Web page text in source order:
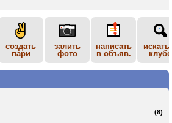
создать
пари
залить
фото
написать
в объяв.
искать
клубе
(8)